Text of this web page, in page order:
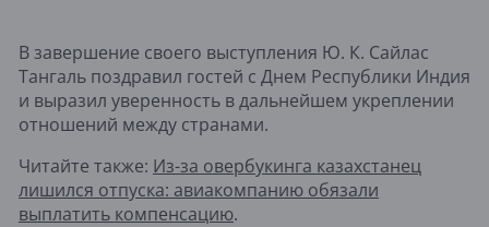
В завершение своего выступления Ю. К. Сайлас
Тангаль поздравил гостей с Днем Республики Индия
и выразил уверенность в дальнейшем укреплении
отношений между странами.
Читайте также: Из-за овербукинга казахстанец
лишился отпуска: авиакомпанию обязали
выплатить компенсацию.